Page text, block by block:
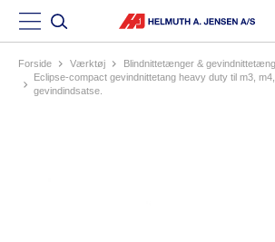
Forside værktøj blindnittetænger &
eclipse-compact gevindnittetang heavy duty til m3, m4, m5, m6, m8, m10, m12
gevindindsatse.